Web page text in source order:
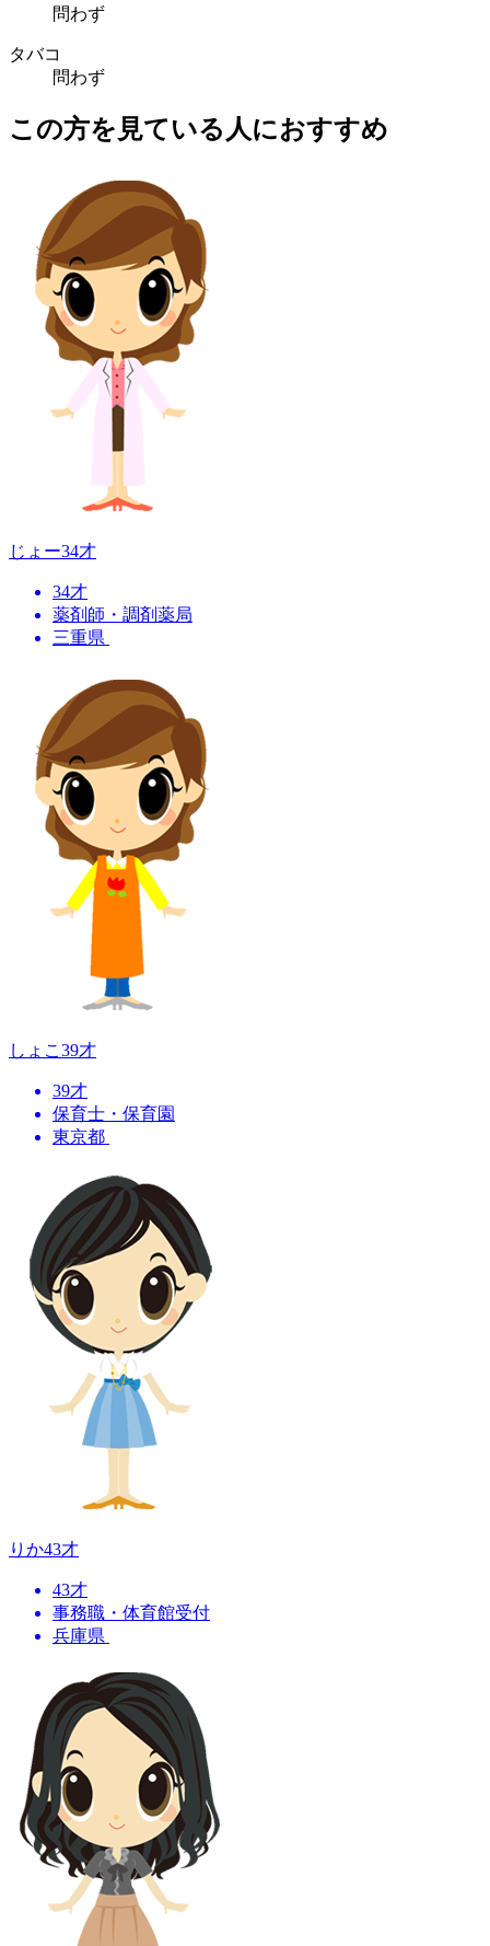
問わず
タバコ
問わず
この方を見ている人におすすめ
じょー34才
34才
薬剤師・調剤薬局
三重県
しょこ 39才
39才
保育士・保育園
東京都
りか43才
43才
事務職・体育館受付
兵庫県